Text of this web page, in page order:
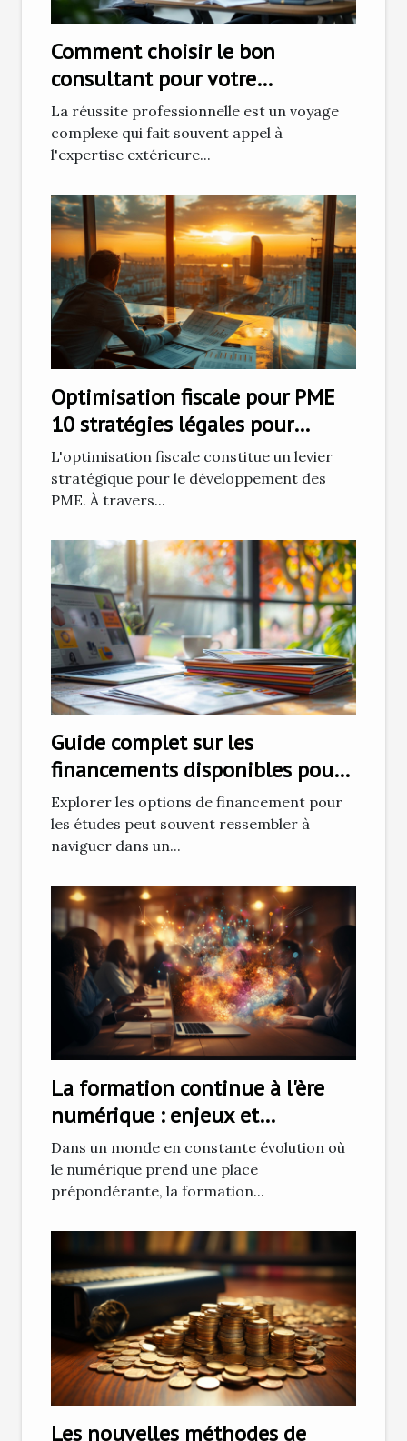
Comment choisir le bon
consultant pour votre
développement professionnel
La réussite professionnelle est un voyage
complexe qui fait souvent appel à
l'expertise extérieure...
Optimisation fiscale pour PME
10 stratégies légales pour
réduire vos impôts
L'optimisation fiscale constitue un levier
stratégique pour le développement des
PME. À travers...
Guide complet sur les
financements disponibles pour
vos études
Explorer les options de financement pour
les études peut souvent ressembler à
naviguer dans un...
La formation continue à l'ère
numérique : enjeux et
opportunités
Dans un monde en constante évolution où
le numérique prend une place
prépondérante, la formation...
Les nouvelles méthodes de